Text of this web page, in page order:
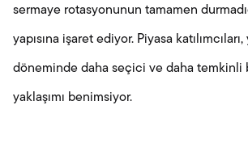
sermaye rotasyonunun tamamen
yapısına işaret ediyor. Piyasa
döneminde daha seçici ve daha temkinli
yaklaşımı benimsiyor.